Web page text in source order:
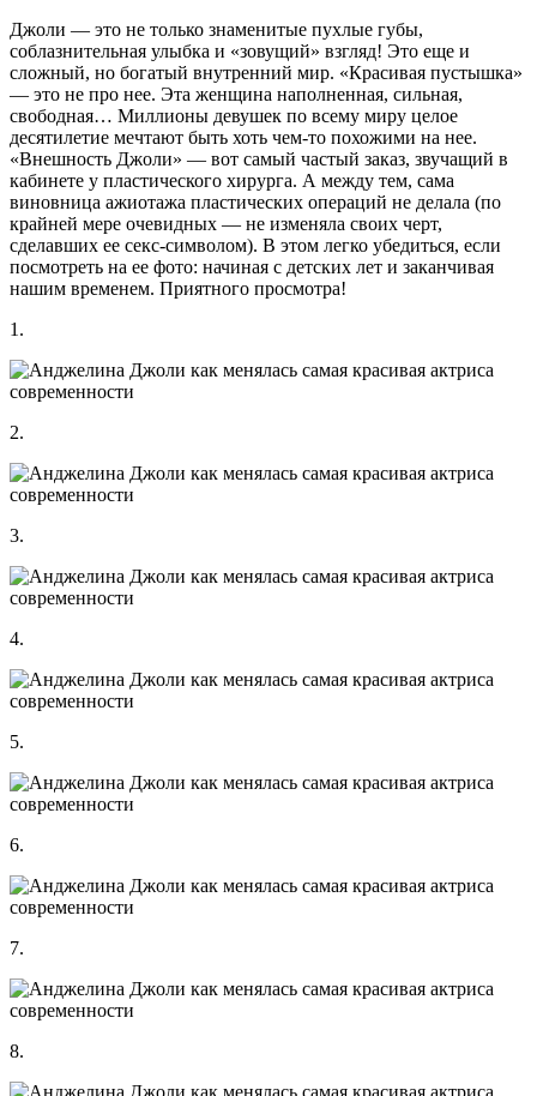
Джоли — это не только знаменитые пухлые губы,
соблазнительная улыбка и «зовущий» взгляд! Это еще и
сложный, но богатый внутренний мир. «Красивая пустышка»
— это не про нее. Эта женщина наполненная, сильная,
свободная… Миллионы девушек по всему миру целое
десятилетие мечтают быть хоть чем-то похожими на нее.
«Внешность Джоли» — вот самый частый заказ, звучащий в
кабинете у пластического хирурга. А между тем, сама
виновница ажиотажа пластических операций не делала (по
крайней мере очевидных — не изменяла своих черт,
сделавших ее секс-символом). В этом легко убедиться, если
посмотреть на ее фото: начиная с детских лет и заканчивая
нашим временем. Приятного просмотра!
1.
2.
3.
4.
5.
6.
7.
8.